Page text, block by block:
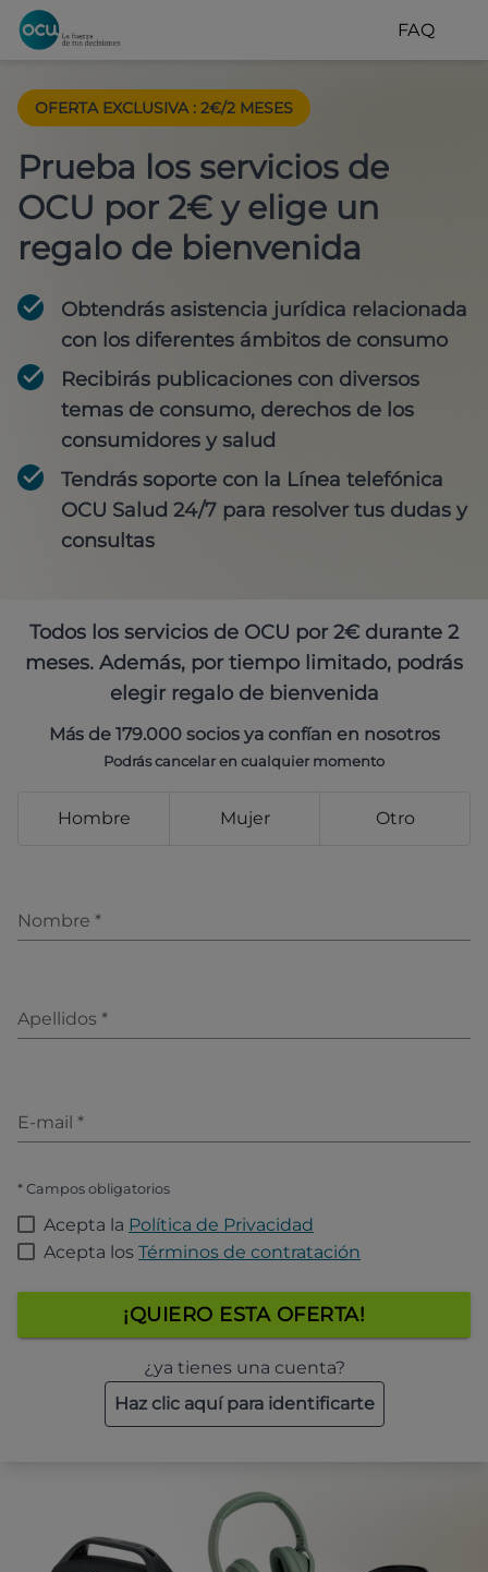
FAQ
OFERTA EXCLUSIVA : 2€/2 MESES
Prueba los servicios de
OCU por 2€ y elige un
regalo de bienvenida
Obtendrás asistencia jurídica relacionada
con los diferentes ámbitos de consumo
Recibirás publicaciones con diversos
temas de consumo, derechos de los
consumidores y salud
Tendrás soporte con la Línea telefónica
OCU Salud 24/7 para resolver tus dudas y
consultas
Todos los servicios de OCU por 2€ durante 2
meses. Además, por tiempo limitado, podrás
elegir regalo de bienvenida
Más de 179.000 socios ya confían en nosotros
Podrás cancelar en cualquier momento
Hombre Mujer Otro
Nombre *
Apellidos *
E-mail *
* Campos obligatorios
Acepta la Política de Privacidad
Acepta los Términos de contratación
¡QUIERO ESTA OFERTA!
¿ya tienes una cuenta?
Haz clic aquí para identificarte